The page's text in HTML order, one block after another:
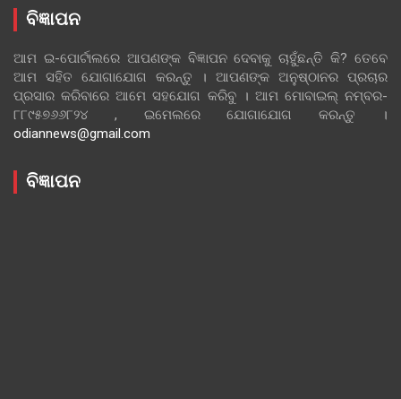
ବିଜ୍ଞାପନ
ଆମ ଇ-ପୋର୍ଟାଲରେ ଆପଣଙ୍କ ବିଜ୍ଞାପନ ଦେବାକୁ ଚାହୁଁଛନ୍ତି କି? ତେବେ
ଆମ ସହିତ ଯୋଗାଯୋଗ କରନ୍ତୁ । ଆପଣଙ୍କ ଅନୁଷ୍ଠାନର ପ୍ରଚାର
ପ୍ରସାର କରିବାରେ ଆମେ ସହଯୋଗ କରିବୁ । ଆମ ମୋବାଇଲ୍ ନମ୍ବର-
୮୮୯୫୭୬୬୮୨୪ , ଇମେଲରେ ଯୋଗାଯୋଗ କରନ୍ତୁ ।
odiannews@gmail.com
ବିଜ୍ଞାପନ